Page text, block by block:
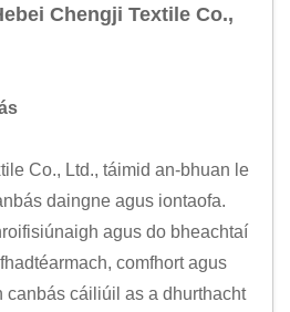
Chengji Textile Co.,
Co., Ltd., táimid an-bhuan le
daingne agus iontaofa.
agus do bheachtaí
comfhort agus
canbás cáiliúil as a dhurthacht